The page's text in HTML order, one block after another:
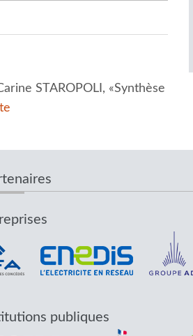
STAROPOLI, «Synthèse
publiques